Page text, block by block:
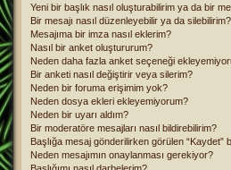
Yeni bir başlık nasıl oluşturabilirim ya da bir
Bir mesajı nasıl düzenleyebilir ya da silebilirim?
Mesajıma bir imza nasıl eklerim?
Nasıl bir anket oluştururum?
Neden daha fazla anket seçeneği
Bir anketi nasıl değiştirir veya silerim?
Neden bir foruma erişimim yok?
Neden dosya ekleri ekleyemiyorum?
Neden bir uyarı aldım?
Bir moderatöre mesajları nasıl bildirebilirim?
Başlığa mesaj gönderilirken görülen “Kaydet”
Neden mesajımın onaylanması gerekiyor?